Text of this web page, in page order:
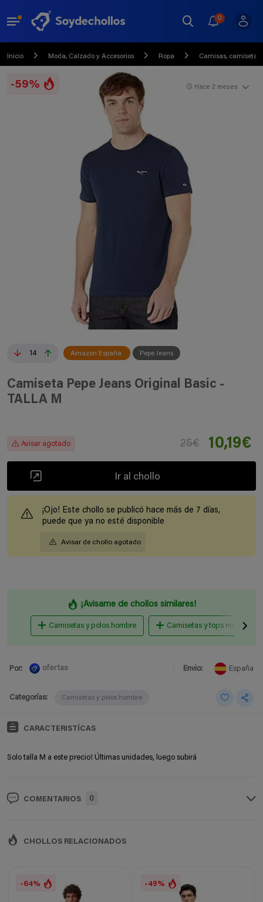
0
Inicio Moda, Calzado y Accesorios Ropa Camisas, camisetas,
-59%
14 Amazon España Pepe Jeans
Hace 2 meses
Camiseta Pepe Jeans Original Basic -
TALLA M
Avisar agotado 25€ 10,19€
Ir al chollo
¡Ojo! Este chollo se publicó hace más de 7 días,
puede que ya no esté disponible
Avisar de chollo agotado
¡Avisame de chollos similares!
Camisetas y polos hombre Camisetas y tops mujer
Por: ofertas Envio: España
Categorías: Camisetas y polos hombre
CARACTERISTÍCAS
Solo talla M a este precio! Últimas unidades, luego subirá
COMENTARIOS 0
CHOLLOS RELACIONADOS
-64% -49%